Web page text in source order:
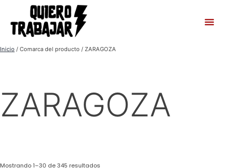
Inicio / Comarca del producto / ZARAGOZA
ZARAGOZA
Mostrando 1–30 de 345 resultados